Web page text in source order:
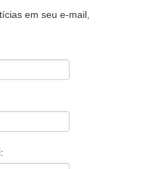
em seu e-mail,